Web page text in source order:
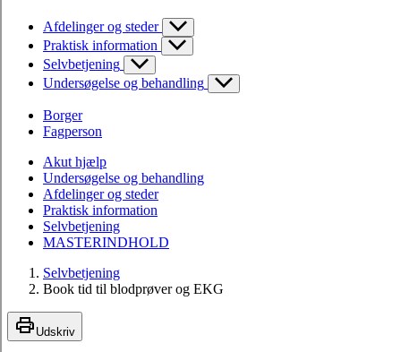
Afdelinger og steder
Praktisk information
Selvbetjening
Undersøgelse og behandling
Borger
Fagperson
Akut hjælp
Undersøgelse og behandling
Afdelinger og steder
Praktisk information
Selvbetjening
MASTERINDHOLD
Selvbetjening
Book tid til blodprøver og EKG
Udskriv